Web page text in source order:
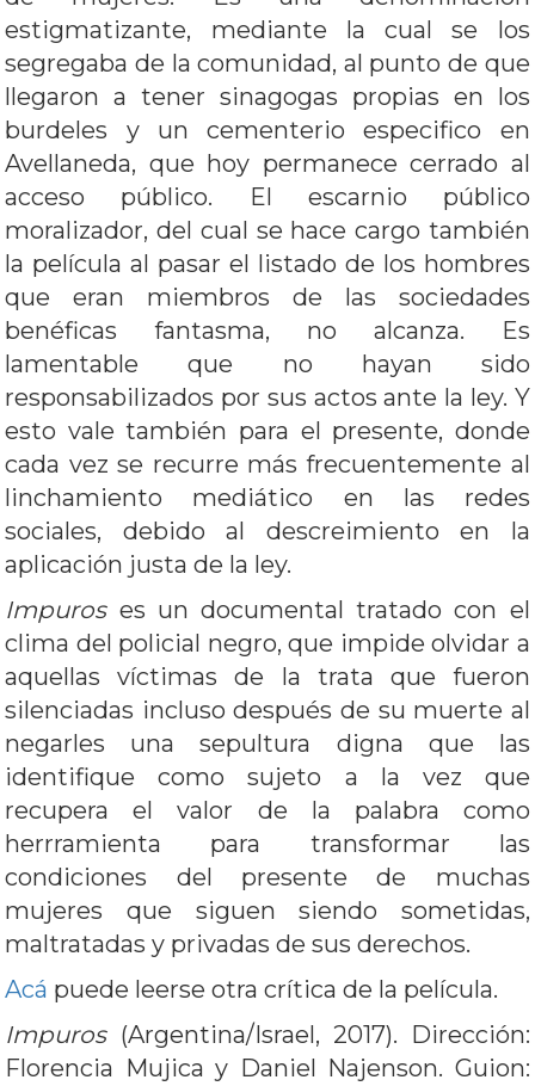
estigmatizante, mediante la cual se los
segregaba de la comunidad, al punto de que
llegaron a tener sinagogas propias en los
burdeles y un cementerio especifico en
Avellaneda, que hoy permanece cerrado al
acceso público. El escarnio público
moralizador, del cual se hace cargo también
la película al pasar el listado de los hombres
que eran miembros de las sociedades
benéficas fantasma, no alcanza. Es
lamentable que no hayan sido
responsabilizados por sus actos ante la ley. Y
esto vale también para el presente, donde
cada vez se recurre más frecuentemente al
linchamiento mediático en las redes
sociales, debido al descreimiento en la
aplicación justa de la ley.
Impuroses un documental tratado con el
clima del policial negro, que impide olvidar a
aquellas víctimas de la trata que fueron
silenciadas incluso después de su muerte al
negarles una sepultura digna que las
identifique como sujeto a la vez que
recupera el valor de la palabra como
herrramienta para transformar las
condiciones del presente de muchas
mujeres que siguen siendo sometidas,
maltratadas y privadas de sus derechos.
Acá puede leerse otra crítica de la película.
Impuros (Argentina/Israel, 2017). Dirección:
Florencia Mujica y Daniel Najenson. Guion: